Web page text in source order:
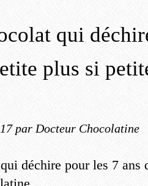
qui
plus si
par Docteur Chocolatine